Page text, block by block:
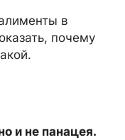
в
почему
и не панацея.